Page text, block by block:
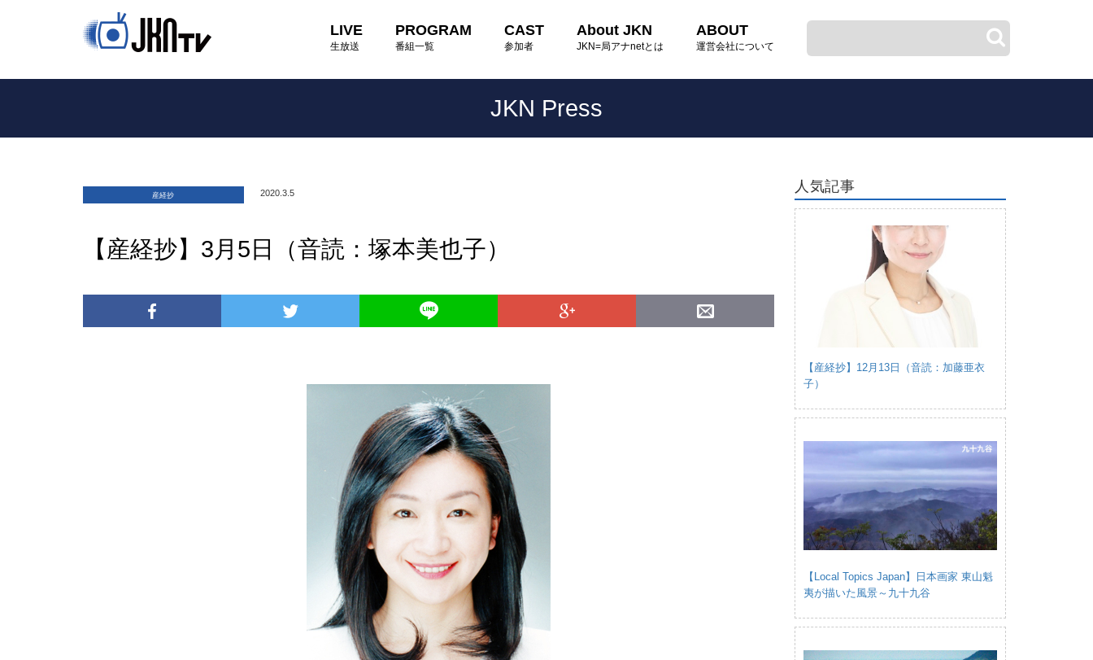
LIVE
生放送
PROGRAM
番組一覧
CAST
参加者
About JKN
JKN=局アナnetとは
ABOUT
運営会社について
JKN Press
産経抄 2020.3.5
【産経抄】3月5日（音読：塚本美也子）
人気記事
【産経抄】12月13日（音読：加藤亜衣
子）
【Local Topics Japan】日本画家 東山魁
夷が描いた風景～九十九谷